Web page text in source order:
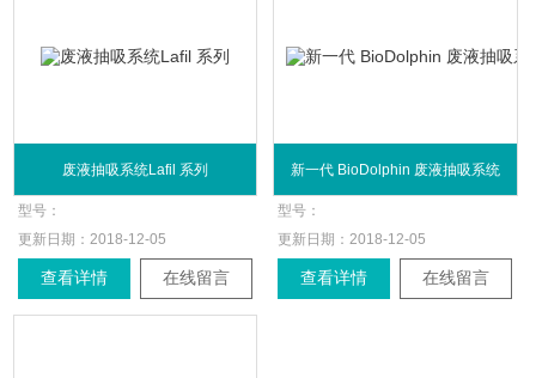
废液抽吸系统Lafil 系列
型号：
更新日期： 2018-12-05
查看详情 在线留言
新一代 BioDolphin 废液抽吸系统
型号：
更新日期： 2018-12-05
查看详情 在线留言